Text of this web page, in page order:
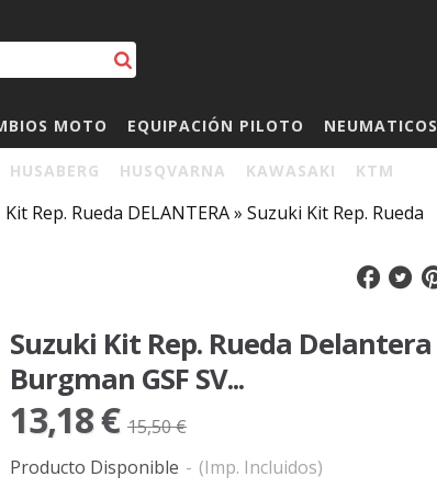
MOTO EQUIPACIÓN PILOTO NEUMATICOS
HUSABERG HUSQVARNA KAWASAKI KTM
Kit Rep. Rueda DELANTERA» Suzuki Kit Rep. Rueda
Suzuki Kit Rep. Rueda Delantera
Burgman GSF SV...
13,18 € 15,50 €
Producto Disponible - (Imp. Incluidos)